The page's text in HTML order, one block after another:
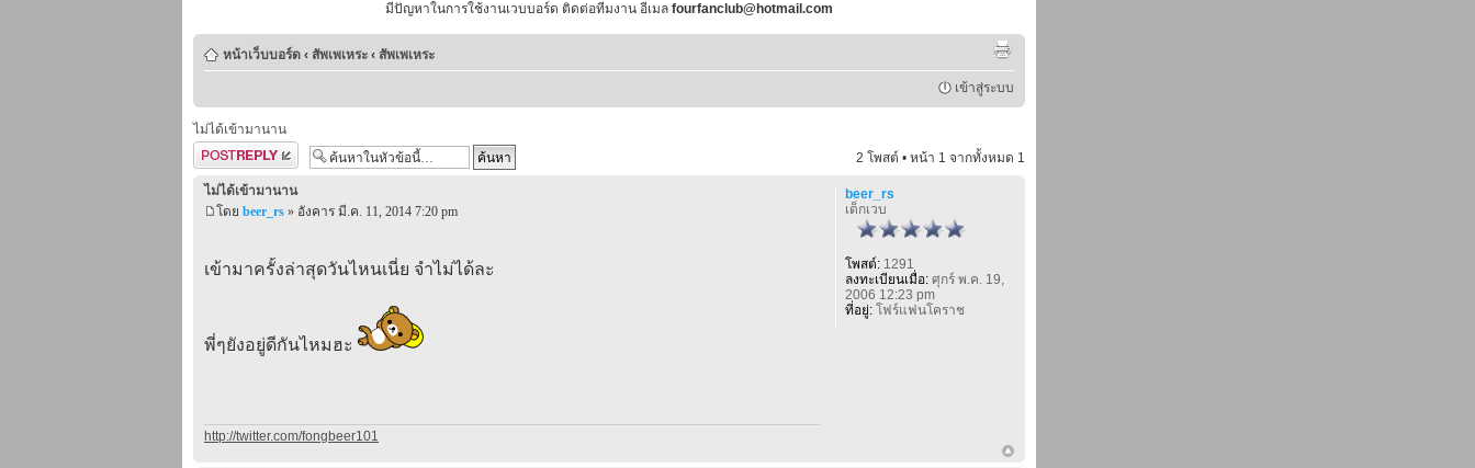
มีปัญหาในการใช้งานเวบบอร์ด ติดต่อทีมงาน อีเมล fourfanclub@hotmail.com
หน้าเว็บบอร์ด ‹ สัพเพเหระ ‹ สัพเพเหระ
เข้าสู่ระบบ
ไม่ได้เข้ามานาน
ตอบกระทู้
2 โพสต์ • หน้า 1 จากทั้งหมด 1
ไม่ได้เข้ามานาน
โดย beer_rs » อังคาร มี.ค. 11, 2014 7:20 pm
เข้ามาครั้งล่าสุดวันไหนเนี่ย จำไม่ได้ละ
พี่ๆยังอยู่ดีกันไหมฮะ
http://twitter.com/fongbeer101
beer_rs
เด็กเวบ
โพสต์:1291
ลงทะเบียนเมื่อ:ศุกร์ พ.ค. 19,
2006 12:23 pm
ที่อยู่:โฟร์แฟนโคราช